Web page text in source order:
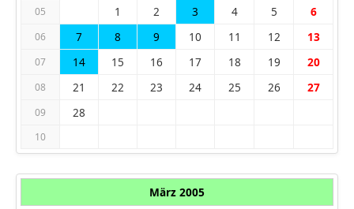
05 1 2 3 4 5 6
06 7 8 9 10 11 12 13
07 14 15 16 17 18 19 20
08 21 22 23 24 25 26 27
09 28
10
März 2005